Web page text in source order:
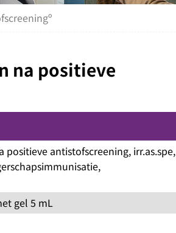
na positieve
antistofscreening, irr.as.spe,
gel 5 mL